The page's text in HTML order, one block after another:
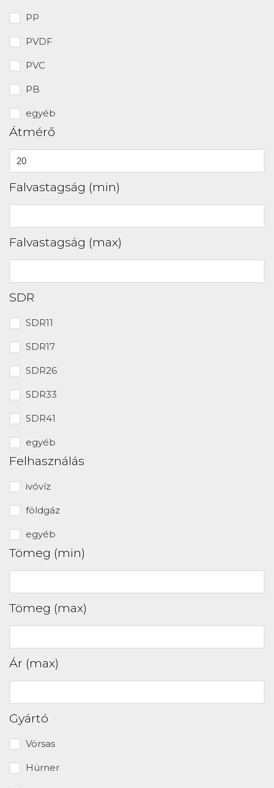
PP
PVDF
PVC
PB
egyéb
Átmérő
Falvastagság (min)
Falvastagság (max)
SDR
SDR11
SDR17
SDR26
SDR33
SDR41
egyéb
Felhasználás
ivóvíz
földgáz
egyéb
Tömeg (min)
Tömeg (max)
Ár (max)
Gyártó
Vörsas
Hürner